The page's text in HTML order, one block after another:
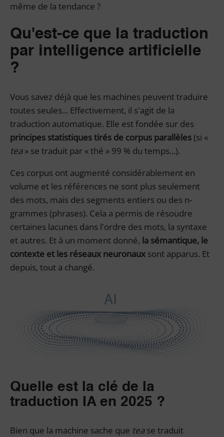
même de la tendance ?
Qu'est-ce que la traduction
par intelligence artificielle
?
Vous savez déjà que les machines peuvent traduire
toutes seules... Effectivement, il s'agit de la
traduction automatique. Elle est fondée sur des
principes statistiques tirés de corpus parallèles (si «
tea» se traduit par « thé » 99 % du temps...).
Ces corpus ont augmenté considérablement en
volume et les références ne sont plus seulement
des mots, mais des segments entiers ou des n-
grammes (phrases). Cela a permis de résoudre
certaines lacunes dans l'ordre des mots, la syntaxe
et autres. Et à un moment donné, la sémantique, le
contexte et les réseaux neuronaux sont apparus. Et
depuis, tout a changé.
Quelle est la clé de la
traduction IA en 2025 ?
Bien que la machine sache que tease traduit